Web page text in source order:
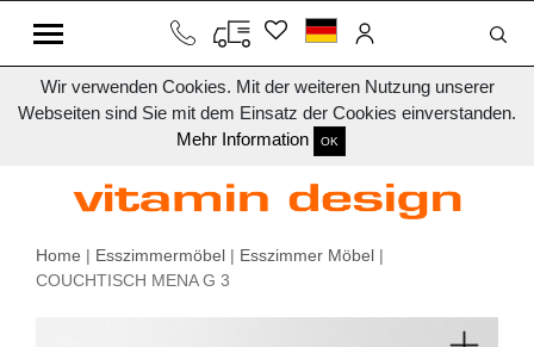
Wir verwenden Cookies. Mit der weiteren Nutzung unserer
Webseiten sind Sie mit dem Einsatz der Cookies einverstanden.
Mehr Information
OK
Home | Esszimmermöbel | Esszimmer Möbel |
COUCHTISCH MENA G 3